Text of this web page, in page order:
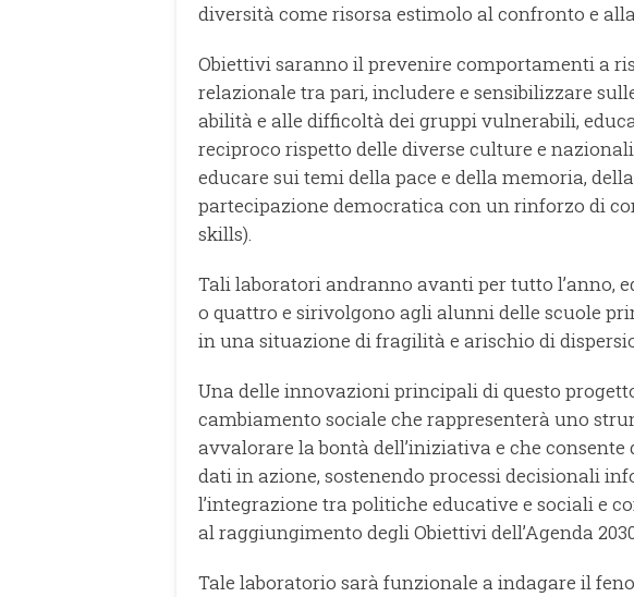
diversità come risorsa estimolo al confronto e
Obiettivi saranno il prevenire comportamenti a
relazionale tra pari, includere e sensibilizzare
abilità e alle difficoltà dei gruppi vulnerabili,
reciproco rispetto delle diverse culture e
educare sui temi della pace e della memoria,
partecipazione democratica con un rinforzo di
skills).
Tali laboratori andranno avanti per tutto l’anno,
o quattro e sirivolgono agli alunni delle scuole
in una situazione di fragilità e arischio di
Una delle innovazioni principali di questo
cambiamento sociale che rappresenterà uno
avvalorare la bontà dell’iniziativa e che
dati in azione, sostenendo processi decisionali
l’integrazione tra politiche educative e sociali e
al raggiungimento degli Obiettivi dell’Agenda
Tale laboratorio sarà funzionale a indagare il